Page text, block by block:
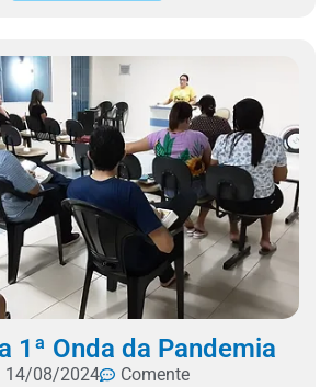
1ª Onda da Pandemia
14/08/2024 Comente